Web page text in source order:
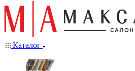
Каталог